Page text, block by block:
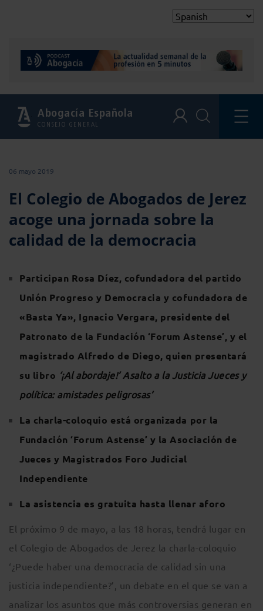
Abogacía Española
CONSEJO GENERAL
06 mayo 2019
El Colegio de Abogados de Jerez
acoge una jornada sobre la
calidad de la democracia
Participan Rosa Díez, cofundadora del partido
Unión Progreso y Democracia y cofundadora de
«Basta Ya», Ignacio Vergara, presidente del
Patronato de la Fundación ‘Forum Astense’, y el
magistrado Alfredo de Diego, quien presentará
su libro ‘¡Al abordaje!’ Asalto a la Justicia Jueces y
política: amistades peligrosas’
La charla-coloquio está organizada por la
Fundación ‘Forum Astense’ y la Asociación de
Jueces y Magistrados Foro Judicial
Independiente
La asistencia es gratuita hasta llenar aforo
El próximo 9 de mayo, a las 18 horas, tendrá lugar en
el Colegio de Abogados de Jerez la charla-coloquio
‘¿Puede haber una democracia de calidad sin una
justicia independiente?’, un debate en el que se van a
analizar los asuntos que más controversias generan en